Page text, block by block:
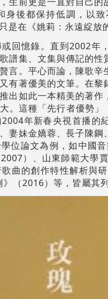
後都保持低調，以
是在《姚莉：永遠綻放
回憶錄。直到2002年
譜集、文集與傳記的性
言。平心而論，陳歌
有著優美的文筆。在
出如此一本精美的著
。這種「先行者優勢
年新春央視首播的
妻妹金嬌蓉、長子陳
位論文為例，如中國
）、山東師範大學
曲的創作特性解析與
（2016）等，皆屬其列